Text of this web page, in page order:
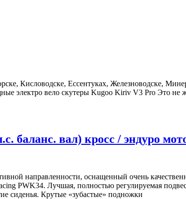
Кисловодске, Ессентуках, Железноводске,
электро вело скутеры Kugoo Kiriv V3 Pro Это не
баланс. вал) кросс / эндуро
направленности, оснащенный очень
PWK34. Лучшая, полностью регулируемая
сиденья. Крутые «зубастые» подножки